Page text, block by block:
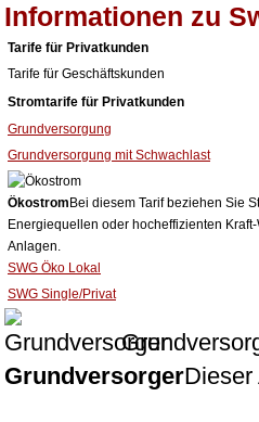
Informationen zu
Tarife für Privatkunden
Tarife für Geschäftskunden
Stromtarife für Privatkunden
Grundversorgung
Grundversorgung mit Schwachlast
Ökostrom Bei diesem Tarif beziehen Sie
Energiequellen oder hocheffizienten
Anlagen.
SWG Öko Lokal
SWG Single/Privat
GrundversorgerDieser